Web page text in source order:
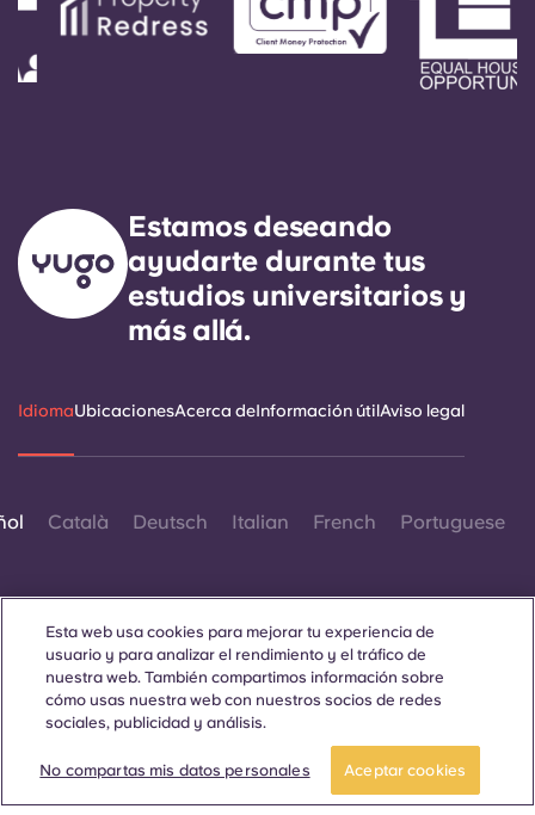
Estamos deseando
ayudarte durante tus
estudios universitarios y
más allá.
IdiomaUbicacionesAcerca deInformación útilAviso legal
Català Deutsch Italian French Portuguese
Contáctanos
Siempre que en esta página web aparezcan palabras que
Esta web usa cookies para mejorar tu experiencia de
usuario y para analizar el rendimiento y el tráfico de
nuestra web. También compartimos información sobre
cómo usas nuestra web con nuestros socios de redes
sociales, publicidad y análisis.
No compartas mis datos personales Aceptar cookies